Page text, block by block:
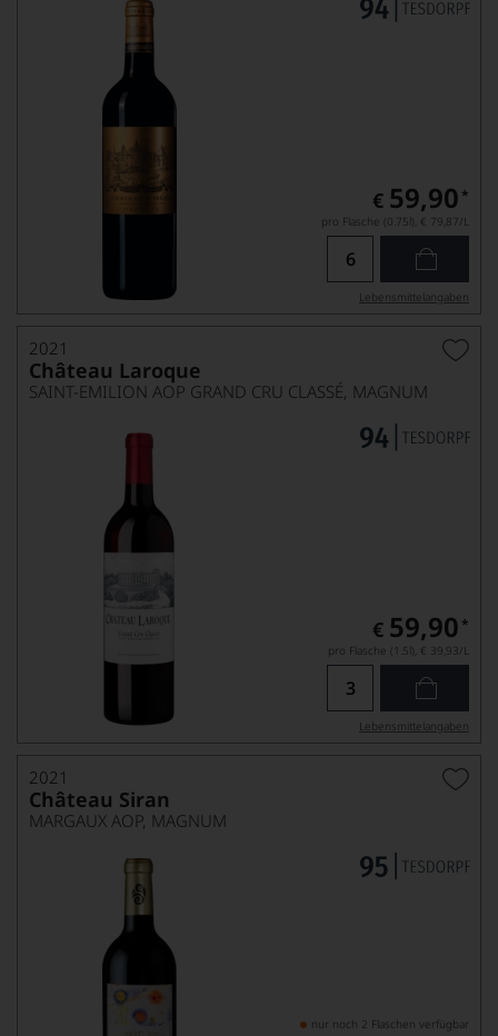
€ 59,90 *
pro Flasche (0.75l), € 79,87/L
Lebensmittel­angaben
2021
Château Laroque
SAINT-EMILION AOP GRAND CRU CLASSÉ, MAGNUM
€ 59,90 *
pro Flasche (1.5l), € 39,93/L
Lebensmittel­angaben
2021
Château Siran
MARGAUX AOP, MAGNUM
nur noch 2 Flaschen verfügbar